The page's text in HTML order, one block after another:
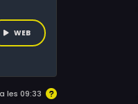
WEB
les 09:33